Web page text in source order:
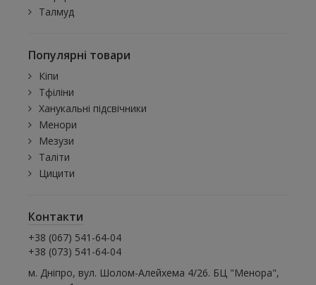
Талмуд
Популярні товари
Кіпи
Тфіліни
Ханукальні підсвічники
Менори
Мезузи
Таліти
Цицити
Контакти
+38 (067) 541-64-04
+38 (073) 541-64-04
м. Дніпро, вул. Шолом-Алейхема 4/26. БЦ "Менора",